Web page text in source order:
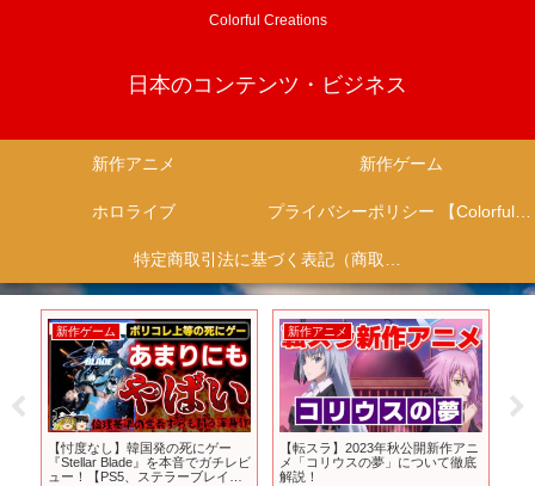
Colorful Creations
日本のコンテンツ・ビジネス
新作アニメ 新作ゲーム
ホロライブ プライバシーポリシー 【Colorful Creation】
特定商取引法に基づく表記（商取引に関する開示）
新作ゲーム
【忖度なし】韓国発の死にゲー
『Stellar Blade』を本音でガチレビ
ュー！【PS5、ステラーブレイ
新作アニメ
【転スラ】2023年秋公開新作アニ
メ「コリウスの夢」について徹底
解説！